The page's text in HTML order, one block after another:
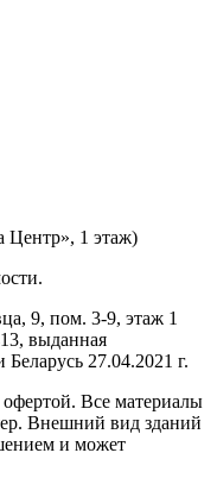
Центр», 1 этаж)
9, пом. 3-9, этаж 1
выданная
27.04.2021 г.
Все материалы
Внешний вид зданий
и может